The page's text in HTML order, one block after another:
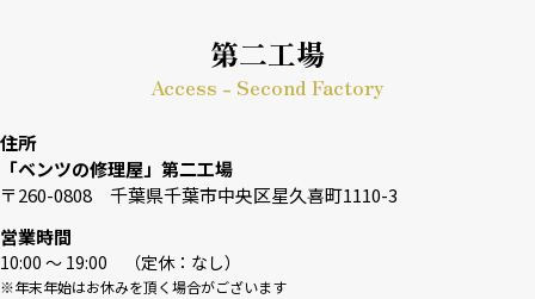
第二工場
Access - Second Factory
住所
「ベンツの修理屋」第二工場
〒260-0808 千葉県千葉市中央区星久喜町1110-3
営業時間
10:00 〜 19:00 （定休：なし）
※年末年始はお休みを頂く場合がございます